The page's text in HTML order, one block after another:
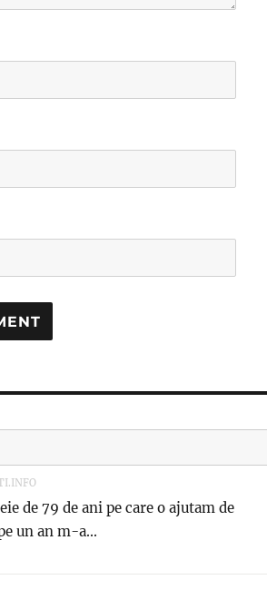
de 79 de ani pe care o ajutam de
un an m-a...